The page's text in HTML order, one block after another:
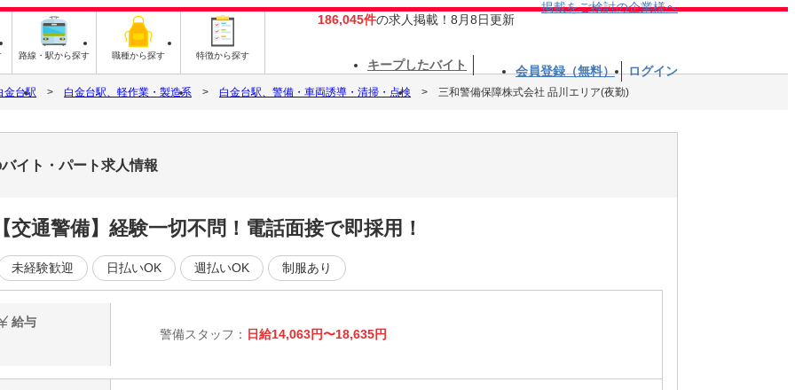
路線・駅から探す 職種から探す 特徴から探す
186,045件の求人掲載！8月8日更新
掲載をご検討の企業様へ
キープしたバイト 会員登録（無料） ログイン
金台駅 白金台駅、軽作業・製造系 白金台駅、警備・車両誘導・清掃・点検 三和警備保障株式会社 品川エリア(夜勤)
イト・パート求人情報
通警備】経験一切不問！電話面接で即採用！
未経験歓迎 日払いOK 週払いOK 制服あり
給与
警備スタッフ： 日給14,063円〜18,635円